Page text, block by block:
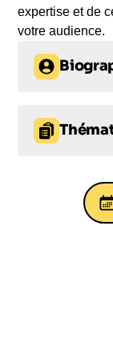
expertise et de
votre audience.
les temps, a
olympiques
prouesses
causes qui
la jeunesse,
physique.
fondation